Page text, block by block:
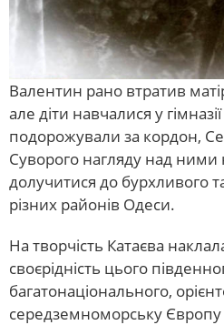
Валентин рано втратив
але діти навчалися у
подорожували за кордон,
Суворого нагляду над ними
долучитися до бурхливого
різних районів Одеси.
На творчість Катаєва
своєрідність цього
багатонаціонального,
середземноморську Європу